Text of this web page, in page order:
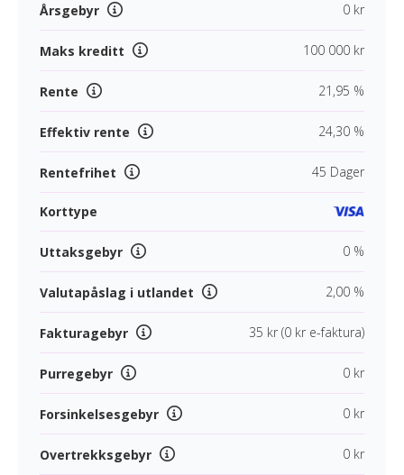
Årsgebyr 0 kr
Maks kreditt 100 000 kr
Rente 21,95 %
Effektiv rente 24,30 %
Rentefrihet 45 Dager
Korttype
Uttaksgebyr 0 %
Valutapåslag i utlandet 2,00 %
Fakturagebyr 35 kr (0 kr e-faktura)
Purregebyr 0 kr
Forsinkelsesgebyr 0 kr
Overtrekksgebyr 0 kr